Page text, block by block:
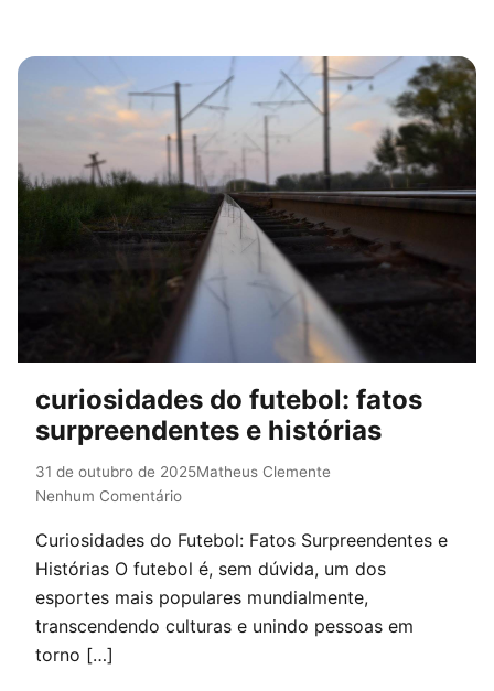
curiosidades do futebol: fatos
surpreendentes e histórias
31 de outubro de 2025Matheus Clemente
Nenhum Comentário
Curiosidades do Futebol: Fatos Surpreendentes e
Histórias O futebol é, sem dúvida, um dos
esportes mais populares mundialmente,
transcendendo culturas e unindo pessoas em
torno […]